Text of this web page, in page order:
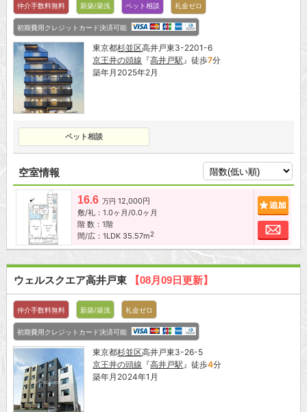
仲介手数料無料 新築/築浅 ペット相談 礼金ゼロ
初期費用クレジットカード決済可能
東京都杉並区高井戸東3-2201-6
京王井の頭線 『高井戸駅 』徒歩7分
築年月2025年2月
ペット相談
空室情報
16.6 万円 12,000円
敷/礼：1.0ヶ月/0.0ヶ月
階 数：1階
間/広：1LDK 35.57m2
お
ウェルスクエア高井戸東 【08月09日更新】
仲介手数料無料 新築/築浅 礼金ゼロ
初期費用クレジットカード決済可能
東京都杉並区高井戸東3-26-5
京王井の頭線 『高井戸駅 』徒歩4分
築年月2024年1月